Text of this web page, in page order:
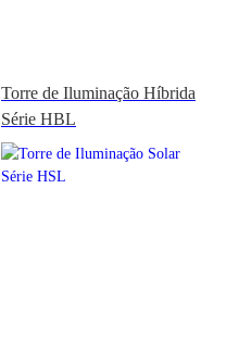
Torre de Iluminação Híbrida
Série HBL